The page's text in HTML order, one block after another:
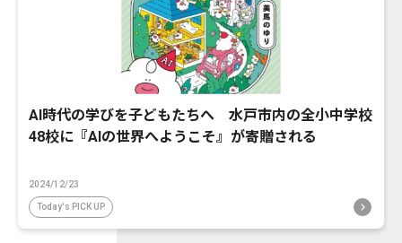
AI時代の学びを子どもたちへ 水戸市内の全小中学校
48校に『AIの世界へようこそ』が寄贈される
2024/12/23
Today's PICK UP